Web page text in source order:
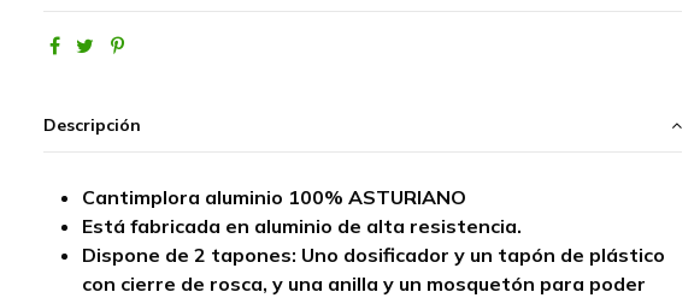
Descripción
Cantimplora aluminio 100% ASTURIANO
Está fabricada en aluminio de alta resistencia.
Dispone de 2 tapones: Uno dosificador y un tapón de plástico
con cierre de rosca, y una anilla y un mosquetón para poder